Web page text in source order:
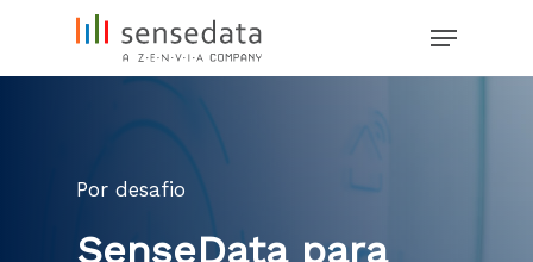
Menu
Por desafio
SenseData para